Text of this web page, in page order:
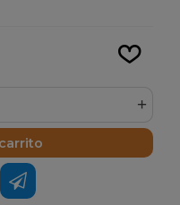
+